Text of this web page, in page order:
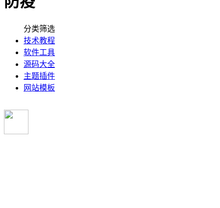
分类筛选
技术教程
软件工具
源码大全
主题插件
网站模板